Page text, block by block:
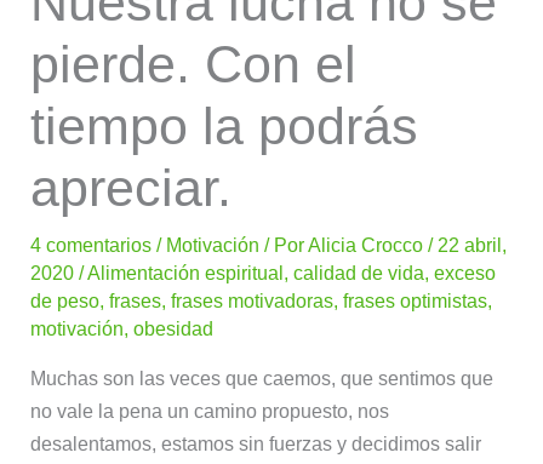
pierde. Con el
tiempo la podrás
apreciar.
4 comentarios / Motivación / PorAlicia Crocco/ 22 abril,
2020/Alimentación espiritual,calidad de vida,exceso
de peso,frases,frases motivadoras,frases optimistas,
motivación,obesidad
Muchas son las veces que caemos, que sentimos que
no vale la pena un camino propuesto, nos
desalentamos, estamos sin fuerzas y decidimos salir